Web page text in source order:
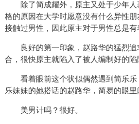
除了简成耀外，原主又处于少年
格的原因在大学时愿意没有什么异性
接触过男性，因此原主对于男性总是有
良好的第一印象，赵路华的猛烈
合，很快原主就陷入了被人编制好的陷
看着眼前这个状似偶然遇到简乐
乐妹妹的她搭话的赵路华，简易的眼里
美男计吗？很好。